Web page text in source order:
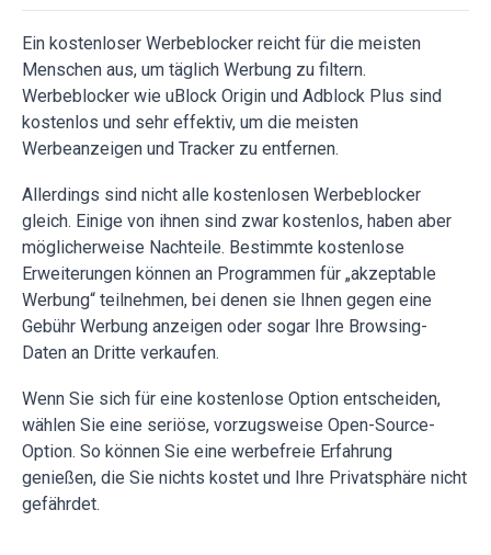
Ein kostenloser Werbeblocker reicht für die meisten
Menschen aus, um täglich Werbung zu filtern.
Werbeblocker wie uBlock Origin und Adblock Plus sind
kostenlos und sehr effektiv, um die meisten
Werbeanzeigen und Tracker zu entfernen.
Allerdings sind nicht alle kostenlosen Werbeblocker
gleich. Einige von ihnen sind zwar kostenlos, haben aber
möglicherweise Nachteile. Bestimmte kostenlose
Erweiterungen können an Programmen für „akzeptable
Werbung“ teilnehmen, bei denen sie Ihnen gegen eine
Gebühr Werbung anzeigen oder sogar Ihre Browsing-
Daten an Dritte verkaufen.
Wenn Sie sich für eine kostenlose Option entscheiden,
wählen Sie eine seriöse, vorzugsweise Open-Source-
Option. So können Sie eine werbefreie Erfahrung
genießen, die Sie nichts kostet und Ihre Privatsphäre nicht
gefährdet.